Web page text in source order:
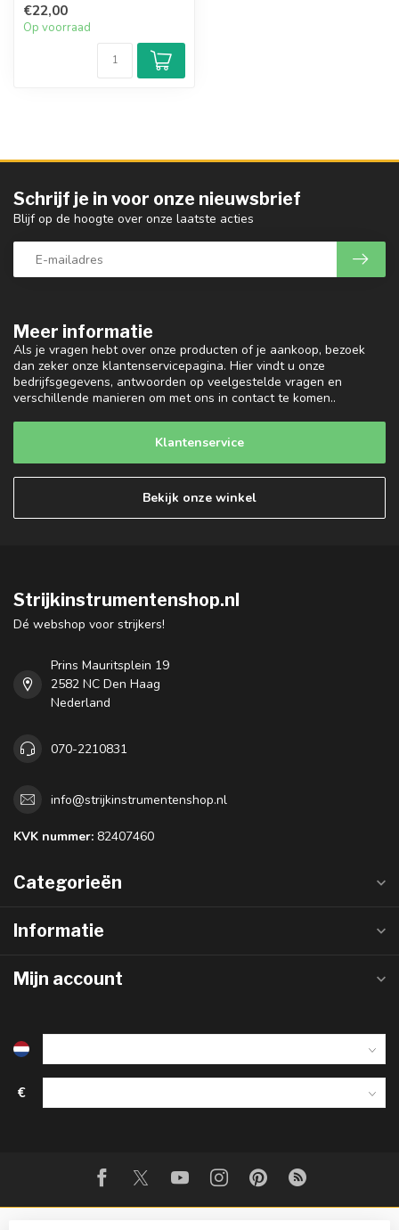
€22,00
Op voorraad
Meer informatie
Als je vragen hebt over onze producten of je aankoop, bezoek
dan zeker onze klantenservicepagina. Hier vindt u onze
bedrijfsgegevens, antwoorden op veelgestelde vragen en
verschillende manieren om met ons in contact te komen..
Klantenservice
Bekijk onze winkel
Schrijf je in voor onze nieuwsbrief
Blijf op de hoogte over onze laatste acties
Strijkinstrumentenshop.nl
Dé webshop voor strijkers!
Prins Mauritsplein 19
2582 NC Den Haag
Nederland
070-2210831
info@strijkinstrumentenshop.nl
KVK nummer: 82407460
Categorieën
Informatie
Mijn account
€